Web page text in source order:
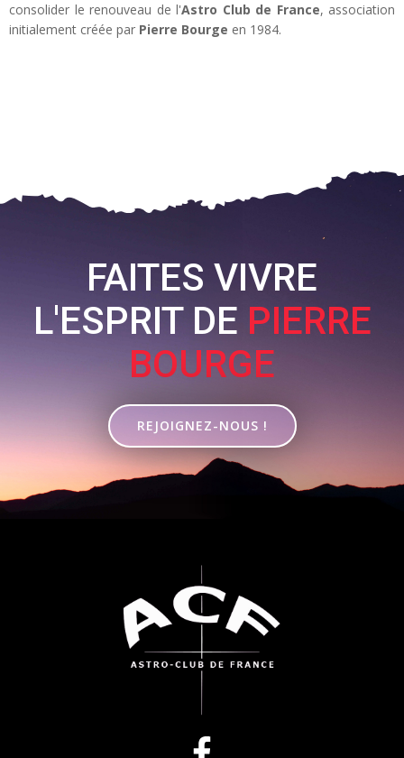
consolider le renouveau de l'Astro Club de France, association
initialement créée par Pierre Bourge en 1984.
FAITES VIVRE
L'ESPRIT DE PIERRE
BOURGE
REJOIGNEZ-NOUS !